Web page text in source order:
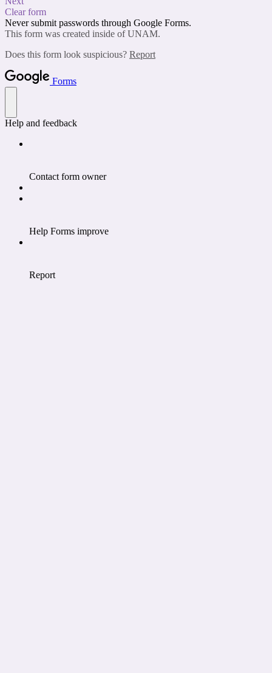
Clear form
Never submit passwords through Google Forms.
This form was created inside of UNAM.
Does this form look suspicious? Report
Forms
Help and feedback
Contact form owner
Help Forms improve
Report